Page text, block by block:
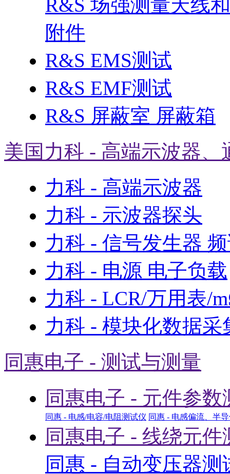
R&S 场强测量天线
附件
R&S EMS测试
R&S EMF测试
R&S 屏蔽室 屏蔽箱
美国力科 - 高端示波器、
力科 - 高端示波器
力科 - 示波器探头
力科 - 信号发生器
力科 - 电源 电子负载
力科 - LCR/万用表/
力科 - 模块化数据采
同惠电子 - 测试与测量
同惠电子 - 元件参数
同惠 - 电感/电容/电阻测试仪 同惠 - 电感偏流、半
同惠电子 - 线绕元件
同惠 - 自动变压器测